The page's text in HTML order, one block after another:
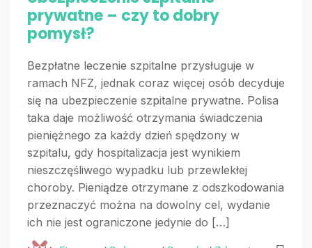
prywatne – czy to dobry
pomysł?
Bezpłatne leczenie szpitalne przysługuje w
ramach NFZ, jednak coraz więcej osób decyduje
się na ubezpieczenie szpitalne prywatne. Polisa
taka daje możliwość otrzymania świadczenia
pieniężnego za każdy dzień spędzony w
szpitalu, gdy hospitalizacja jest wynikiem
nieszczęśliwego wypadku lub przewlekłej
choroby. Pieniądze otrzymane z odszkodowania
przeznaczyć można na dowolny cel, wydanie
ich nie jest ograniczone jedynie do […]